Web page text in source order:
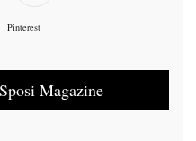
Pinterest
Magazine